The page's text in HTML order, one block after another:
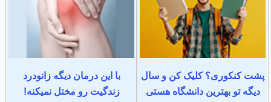
پشت کنکوری؟ کلیک کن و سال
دیگه تو بهترین دانشگاه هستی
با این درمان دیگه زانودرد
زندگیت رو مختل نمیکنه!